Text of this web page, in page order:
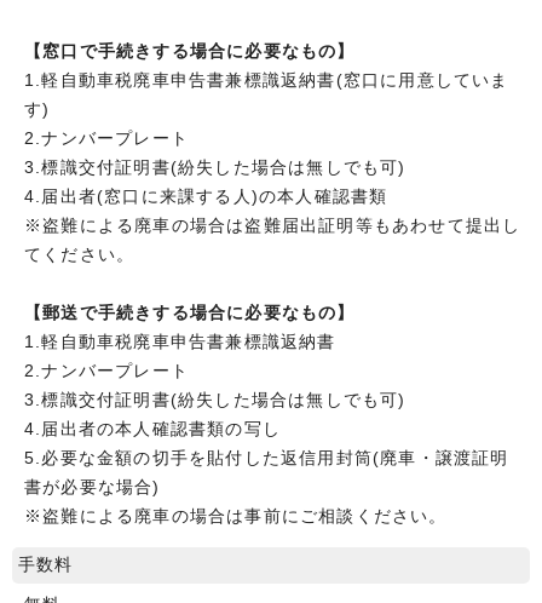
【窓口で手続きする場合に必要なもの】
1.軽自動車税廃車申告書兼標識返納書(窓口に用意していま
す)
2.ナンバープレート
3.標識交付証明書(紛失した場合は無しでも可)
4.届出者(窓口に来課する人)の本人確認書類
※盗難による廃車の場合は盗難届出証明等もあわせて提出し
てください。
【郵送で手続きする場合に必要なもの】
1.軽自動車税廃車申告書兼標識返納書
2.ナンバープレート
3.標識交付証明書(紛失した場合は無しでも可)
4.届出者の本人確認書類の写し
5.必要な金額の切手を貼付した返信用封筒(廃車・譲渡証明
書が必要な場合)
※盗難による廃車の場合は事前にご相談ください。
手数料